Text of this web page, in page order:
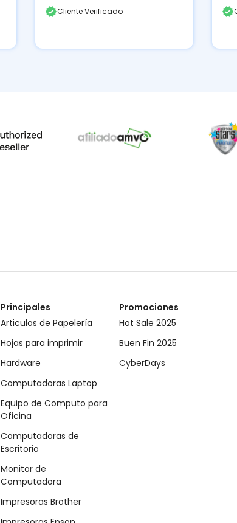
Cliente Verificado
Principales
Articulos de Papelería
Hojas para imprimir
Hardware
Computadoras Laptop
Equipo de Computo para
Oficina
Computadoras de
Escritorio
Monitor de
Computadora
Impresoras Brother
Promociones
Hot Sale 2025
Buen Fin 2025
CyberDays